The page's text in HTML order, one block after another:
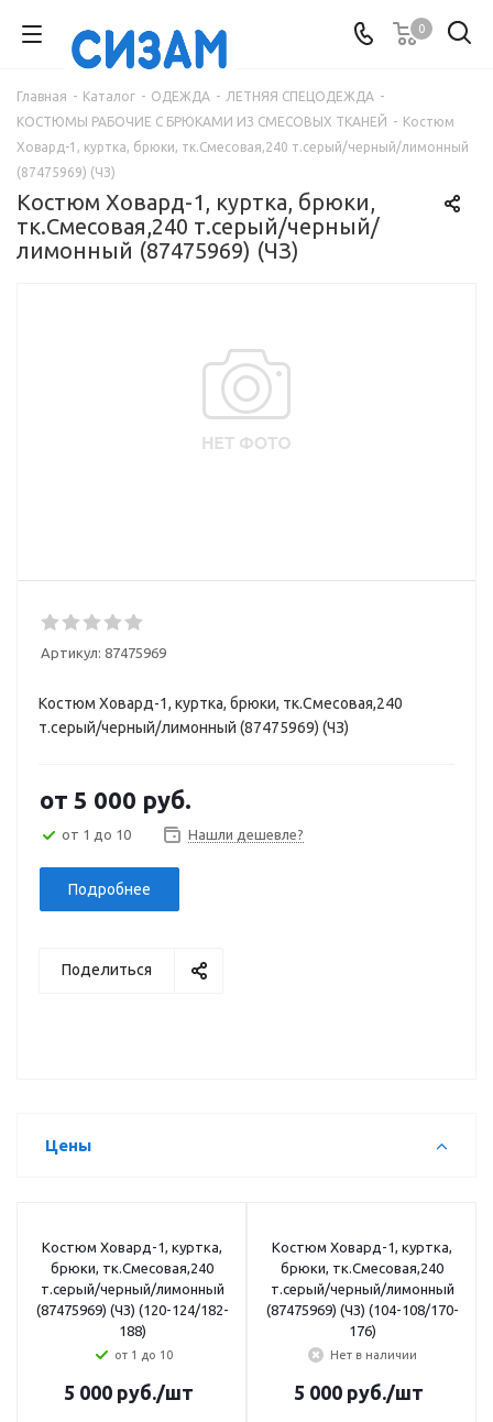
0
Главная - Каталог - ОДЕЖДА - ЛЕТНЯЯ СПЕЦОДЕЖДА -
КОСТЮМЫ РАБОЧИЕ С БРЮКАМИ ИЗ СМЕСОВЫХ ТКАНЕЙ - Костюм
Ховард-1, куртка, брюки, тк.Смесовая,240 т.серый/черный/лимонный
(87475969) (ЧЗ)
Костюм Ховард-1, куртка, брюки,
тк.Смесовая,240 т.серый/черный/
лимонный (87475969) (ЧЗ)
Артикул: 87475969
Костюм Ховард-1, куртка, брюки, тк.Смесовая,240
т.серый/черный/лимонный (87475969) (ЧЗ)
от 5 000 руб.
от 1 до 10 Нашли дешевле?
Подробнее
Поделиться
Цены
Костюм Ховард-1, куртка,
брюки, тк.Смесовая,240
т.серый/черный/лимонный
(87475969) (ЧЗ) (120-124/182-
188)
от 1 до 10
5 000руб./шт
Костюм Ховард-1, куртка,
брюки, тк.Смесовая,240
т.серый/черный/лимонный
(87475969) (ЧЗ) (104-108/170-
176)
Нет в наличии
5 000руб./шт